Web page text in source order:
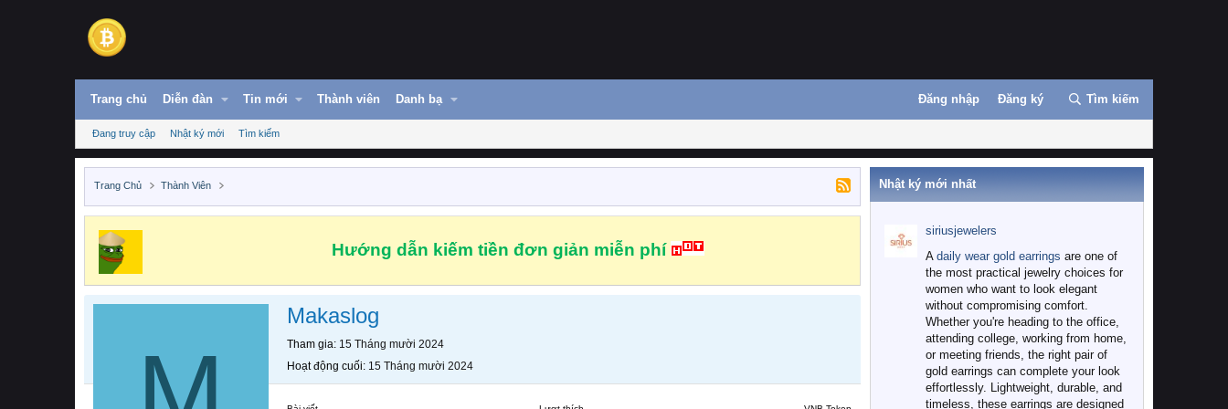
Trang chủ Diễn đàn Tin mới Thành viên Danh bạ Đăng nhập Đăng ký Tìm kiếm
Đang truy cập Nhật ký mới Tìm kiếm
Trang Chủ Thành Viên
Hướng dẫn kiếm tiền đơn giản miễn phí
Makaslog
Tham gia 15 Tháng mười 2024
Hoạt động cuối 15 Tháng mười 2024
Nhật ký mới nhất
siriusjewelers
A daily wear gold earrings are one of
the most practical jewelry choices for
women who want to look elegant
without compromising comfort.
Whether you're heading to the office,
attending college, working from home,
or meeting friends, the right pair of
gold earrings can complete your look
effortlessly. Lightweight, durable, and
timeless, these earrings are designed